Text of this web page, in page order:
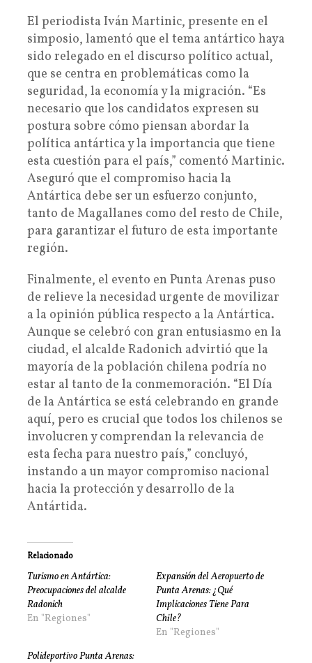
El periodista Iván Martinic, presente en el
simposio, lamentó que el tema antártico haya
sido relegado en el discurso político actual,
que se centra en problemáticas como la
seguridad, la economía y la migración. “Es
necesario que los candidatos expresen su
postura sobre cómo piensan abordar la
política antártica y la importancia que tiene
esta cuestión para el país,” comentó Martinic.
Aseguró que el compromiso hacia la
Antártica debe ser un esfuerzo conjunto,
tanto de Magallanes como del resto de Chile,
para garantizar el futuro de esta importante
región.
Finalmente, el evento en Punta Arenas puso
de relieve la necesidad urgente de movilizar
a la opinión pública respecto a la Antártica.
Aunque se celebró con gran entusiasmo en la
ciudad, el alcalde Radonich advirtió que la
mayoría de la población chilena podría no
estar al tanto de la conmemoración. “El Día
de la Antártica se está celebrando en grande
aquí, pero es crucial que todos los chilenos se
involucren y comprendan la relevancia de
esta fecha para nuestro país,” concluyó,
instando a un mayor compromiso nacional
hacia la protección y desarrollo de la
Antártida.
Relacionado
Turismo en Antártica:
Preocupaciones del alcalde
Radonich
En "Regiones"
Expansión del Aeropuerto de
Punta Arenas: ¿Qué
Implicaciones Tiene Para
Chile?
En "Regiones"
Polideportivo Punta Arenas: